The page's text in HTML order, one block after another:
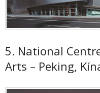
5. National
Arts – Peking,